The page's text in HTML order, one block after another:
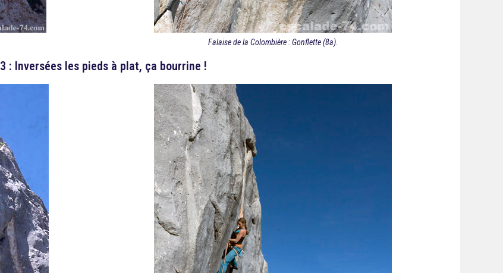
Falaise de la Colombière : Gonflette (8a).
3 : Inversées les pieds à plat, ça bourrine !